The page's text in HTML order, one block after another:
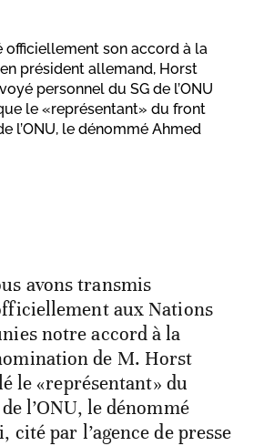
officiellement son accord à la
président allemand, Horst
personnel du SG de l’ONU
le «représentant» du front
l’ONU, le dénommé Ahmed
avons transmis
aux Nations
notre accord à la
de M. Horst
le «représentant» du
l’ONU, le dénommé
cité par l’agence de presse